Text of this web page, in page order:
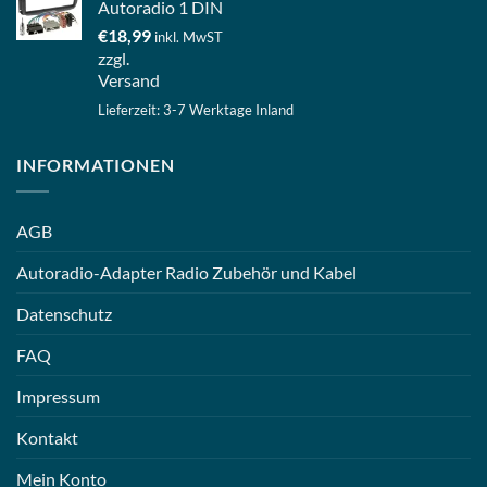
Autoradio 1 DIN
€18,99 inkl. MwST
zzgl.
Versand
Lieferzeit: 3-7 Werktage Inland
INFORMATIONEN
AGB
Autoradio-Adapter Radio Zubehör und Kabel
Datenschutz
FAQ
Impressum
Kontakt
Mein Konto